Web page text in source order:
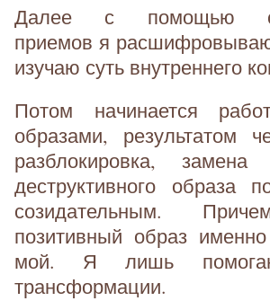
Далее с помощью
приемов я
изучаю суть внутреннего
Потом начинается
образами, результатом
разблокировка, замена
деструктивного образа
созидательным.
позитивный образ
мой. Я лишь
трансформации.